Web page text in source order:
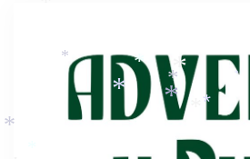
* *
*
*
*
*
*
* *